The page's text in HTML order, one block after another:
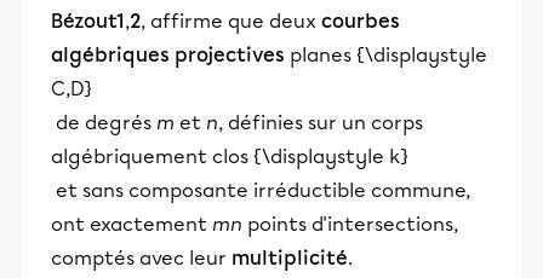
Bézout1,2, affirme que deux courbes
algébriques projectives planes {\displaystyle
C,D}
de degrés m et n, définies sur un corps
algébriquement clos {\displaystyle k}
et sans composante irréductible commune,
ont exactement mn points d'intersections,
comptés avec leur multiplicité.